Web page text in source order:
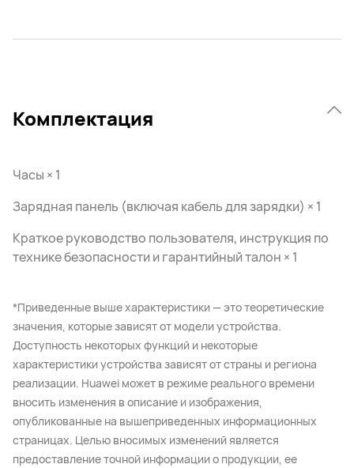
Комплектация
Часы × 1
Зарядная панель (включая кабель для зарядки) × 1
Краткое руководство пользователя, инструкция по
технике безопасности и гарантийный талон × 1
*Приведенные выше характеристики — это теоретические
значения, которые зависят от модели устройства.
Доступность некоторых функций и некоторые
характеристики устройства зависят от страны и региона
реализации. Huawei может в режиме реального времени
вносить изменения в описание и изображения,
опубликованные на вышеприведенных информационных
страницах. Целью вносимых изменений является
предоставление точной информации о продукции, ее